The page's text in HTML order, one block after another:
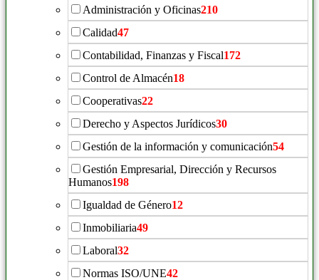
Administración y Oficinas210
Calidad47
Contabilidad, Finanzas y Fiscal172
Control de Almacén18
Cooperativas22
Derecho y Aspectos Jurídicos30
Gestión de la información y comunicación54
Gestión Empresarial, Dirección y Recursos
Humanos198
Igualdad de Género12
Inmobiliaria49
Laboral32
Normas ISO/UNE42